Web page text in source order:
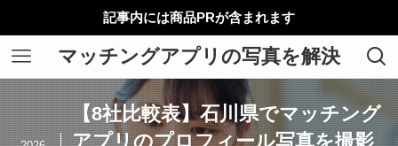
記事内には商品PRが含まれます
マッチングアプリの写真を解決
【8社比較表】石川県でマッチング
アプリのプロフィール写真を撮影